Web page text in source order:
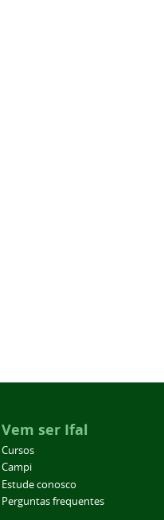
Vem ser Ifal
Cursos
Campi
Estude conosco
Perguntas frequentes